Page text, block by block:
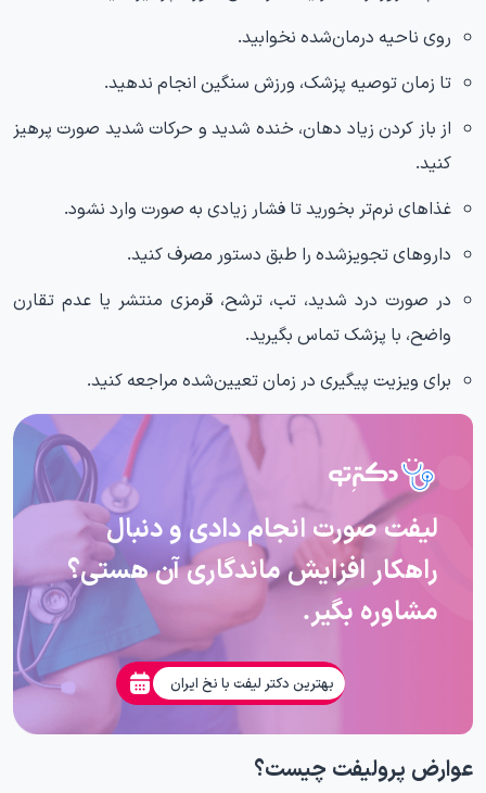
روی ناحیه درمان‌شده نخوابید.
تا زمان توصیه پزشک، ورزش سنگین انجام ندهید.
از باز کردن زیاد دهان، خنده شدید و حرکات شدید صورت پرهیز
کنید.
غذاهای نرم‌تر بخورید تا فشار زیادی به صورت وارد نشود.
داروهای تجویزشده را طبق دستور مصرف کنید.
در صورت درد شدید، تب، ترشح، قرمزی منتشر یا عدم تقارن
واضح، با پزشک تماس بگیرید.
برای ویزیت پیگیری در زمان تعیین‌شده مراجعه کنید.
لیفت صورت انجام دادی و دنبال
راهکار افزایش ماندگاری آن هستی؟
مشاوره بگیر.
بهترین دکتر لیفت با نخ ایران
عوارض پرولیفت چیست؟